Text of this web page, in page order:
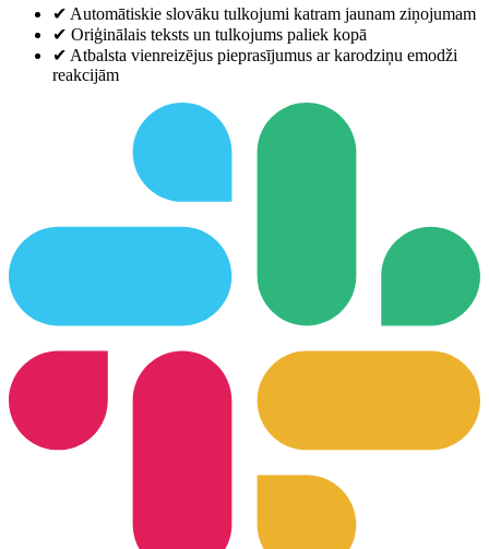
✔ Automātiskie slovāku tulkojumi katram jaunam ziņojumam
✔ Oriģinālais teksts un tulkojums paliek kopā
✔ Atbalsta vienreizējus pieprasījumus ar karodziņu emodži
reakcijām